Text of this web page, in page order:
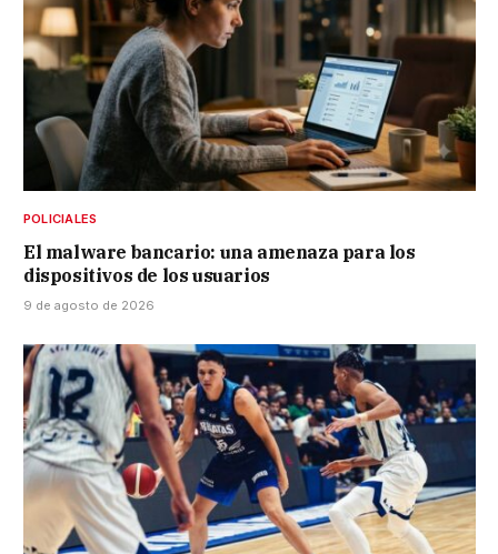
POLICIALES
El malware bancario: una amenaza para los
dispositivos de los usuarios
9 de agosto de 2026